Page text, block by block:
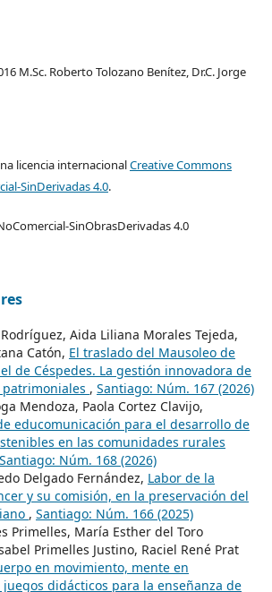
M.Sc. Roberto Tolozano Benítez, Dr.C. Jorge
licencia internacionalCreative Commons
SinDerivadas 4.0.
SinObrasDerivadas 4.0
Aida Liliana Morales Tejeda,
Catón, El traslado del Mausoleo de
de Céspedes. La gestión innovadora de
, Santiago: Núm. 167 (2026)
Mendoza, Paola Cortez Clavijo,
educomunicación para el desarrollo de
en las comunidades rurales
Santiago: Núm. 168 (2026)
Delgado Fernández, Labor de la
y su comisión, en la preservación del
, Santiago: Núm. 166 (2025)
Primelles, María Esther del Toro
Primelles Justino, Raciel René Prat
en movimiento, mente en
didácticos para la enseñanza de